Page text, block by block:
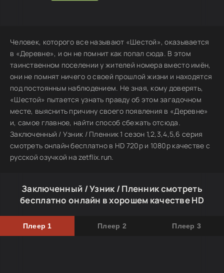
Человек, которого все называют «Шестой», оказывается
в «Деревне», и он не помнит как попал сюда. В этом
таинственном поселении у жителей номера вместо имён,
они не помнят ничего о своей прошлой жизни и находятся
под постоянным наблюдением. Не зная, кому доверять,
«Шестой» пытается узнать правду об этом загадочном
месте, выяснить причину своего появления в «Деревне»
и, самое главное, найти способ сбежать отсюда.
Заключенный / Узник / Пленник 1 сезон 1,2,3,4,5,6 серия
смотреть онлайн бесплатно в HD 720p и 1080p качестве с
русской озучкой на zetflix.run.
Заключенный / Узник / Пленник смотреть
бесплатно онлайн в хорошем качестве HD
Плеер 1 Плеер 2 Плеер 3